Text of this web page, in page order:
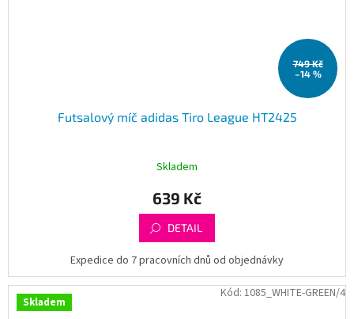
749 Kč
–14 %
Futsalový míč adidas Tiro League HT2425
Skladem
639 Kč
DETAIL
Expedice do 7 pracovních dnů od objednávky
Skladem
Kód: 1085_WHITE-GREEN/4